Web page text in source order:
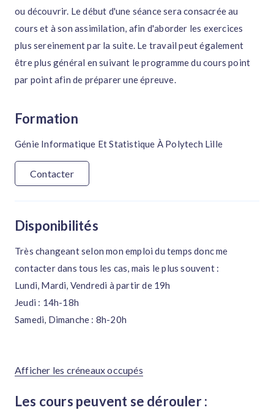
ou découvrir. Le début d'une séance sera consacrée au
cours et à son assimilation, afin d'aborder les exercices
plus sereinement par la suite. Le travail peut également
être plus général en suivant le programme du cours point
par point afin de préparer une épreuve.
Formation
Génie Informatique Et Statistique À Polytech Lille
Contacter
Disponibilités
Très changeant selon mon emploi du temps donc me
contacter dans tous les cas, mais le plus souvent :
Lundi, Mardi, Vendredi à partir de 19h
Jeudi : 14h-18h
Samedi, Dimanche : 8h-20h
Afficher les créneaux occupés
Les cours peuvent se dérouler :